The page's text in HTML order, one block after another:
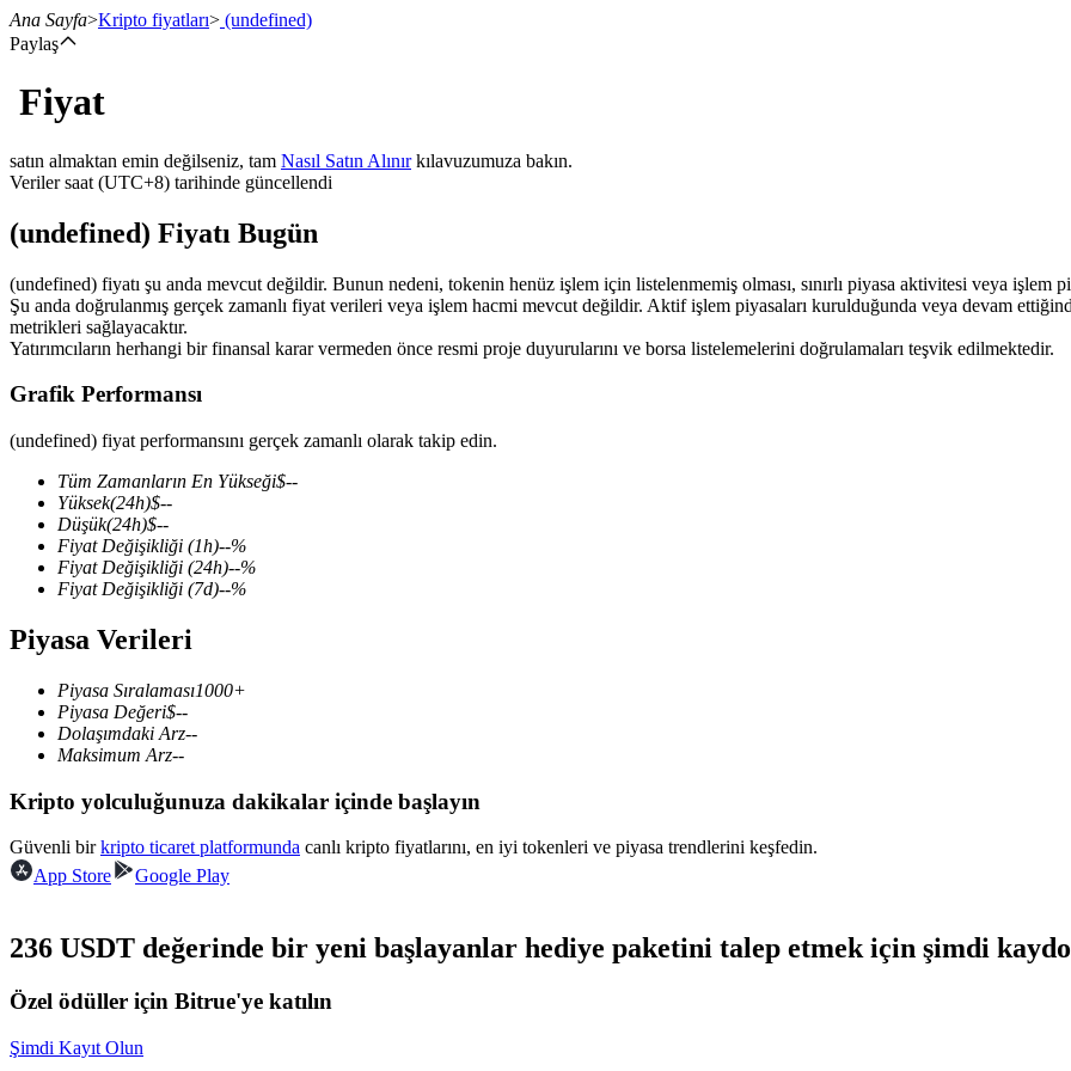
Vadeli İşlemler
USDT Vadeli İşlemleri
Teminat olarak USDT kullanan vadeli işlemler
COIN-M Vadeli İşlemleri
Kripto Para Vadeli İşlemleri
Hisse senetleri, döviz, değerli metaller ve emtia türevleri
USDC Vadeli İşlemleri
Ana Sayfa>Kripto fiyatları> (undefined)
Paylaş
Fiyat
satın almaktan emin değilseniz, tam Nasıl Satın Alınırkılavuzumuza bakın.
Veriler saat (UTC+8) tarihinde güncellendi
(undefined) Fiyatı Bugün
(undefined) fiyatı şu anda mevcut değildir. Bunun nedeni, tokenin henüz işlem için listelenmemiş olması, sınırlı piyasa aktivitesi veya işlem
Şu anda doğrulanmış gerçek zamanlı fiyat verileri veya işlem hacmi mevcut değildir. Aktif işlem piyasaları kurulduğunda veya devam
metrikleri sağlayacaktır.
Yatırımcıların herhangi bir finansal karar vermeden önce resmi proje duyurularını ve borsa listelemelerini doğrulamaları teşvik edilmektedir.
Grafik Performansı
(undefined) fiyat performansını gerçek zamanlı olarak takip edin.
Tüm Zamanların En Yükseği$--
Yüksek(24h)$--
Düşük(24h)$--
Fiyat Değişikliği (1h)--%
Fiyat Değişikliği (24h)--%
Fiyat Değişikliği (7d)--%
Piyasa Verileri
Piyasa Sıralaması1000+
Piyasa Değeri$--
Dolaşımdaki Arz--
Maksimum Arz--
Kripto yolculuğunuza dakikalar içinde başlayın
Güvenli birkripto ticaret platformunda canlı kripto fiyatlarını, en iyi tokenleri ve piyasa trendlerini keşfedin.
App Store
Google Play
236 USDT değerinde bir yeni başlayanlar hediye paketini talep etmek için şimdi
Özel ödüller için Bitrue'ye katılın
Şimdi Kayıt Olun